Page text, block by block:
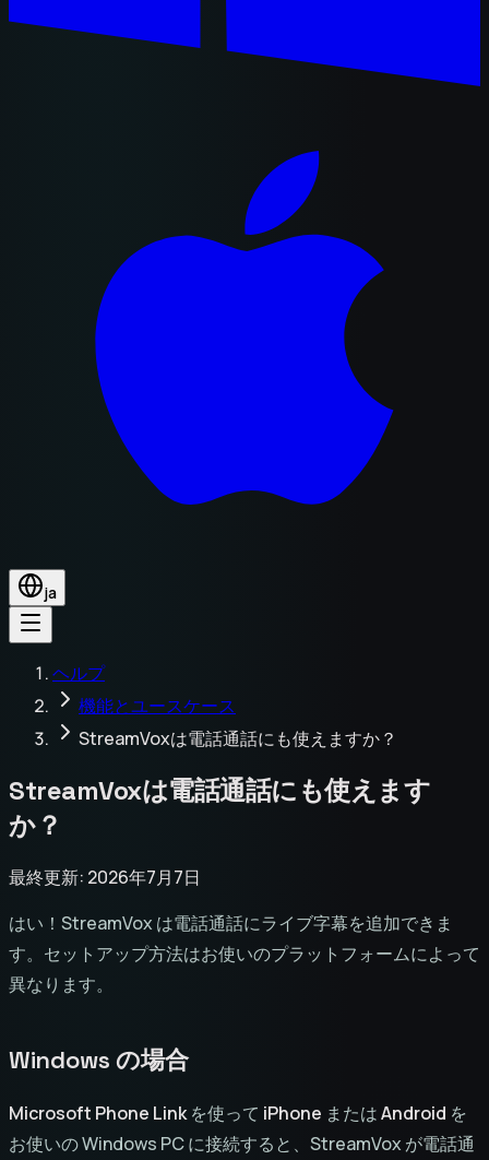
ja
ヘルプ
機能とユースケース
StreamVoxは電話通話にも使えますか？
StreamVoxは電話通話にも使えます
か？
最終更新: 2026年7月7日
はい！StreamVox は電話通話にライブ字幕を追加できま
す。セットアップ方法はお使いのプラットフォームによって
異なります。
Windows の場合
Microsoft Phone Linkを使って iPhone またはAndroid を
お使いの Windows PC に接続すると、StreamVox が電話通